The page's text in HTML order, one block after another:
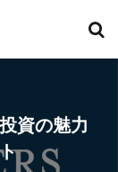
資の魅力